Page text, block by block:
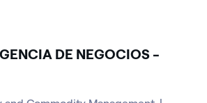
DE NEGOCIOS -